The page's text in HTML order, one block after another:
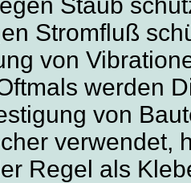
Stromfluß
von
werden
von
verwendet,
Regel als